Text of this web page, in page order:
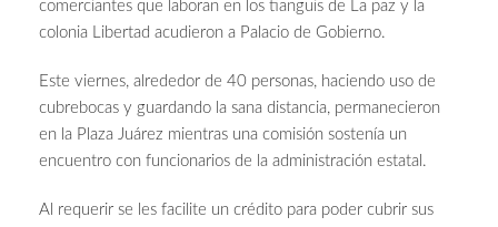
comerciantes que laboran en los tianguis de La paz y la
colonia Libertad acudieron a Palacio de Gobierno.
Este viernes, alrededor de 40 personas, haciendo uso de
cubrebocas y guardando la sana distancia, permanecieron
en la Plaza Juárez mientras una comisión sostenía un
encuentro con funcionarios de la administración estatal.
Al requerir se les facilite un crédito para poder cubrir sus